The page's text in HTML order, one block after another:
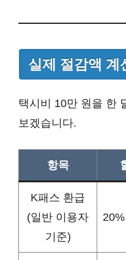
실제 절감액 계
택시비 10만 원을 한
보겠습니다.
항목
K패스 환급
(일반 이용자
기준)
20%